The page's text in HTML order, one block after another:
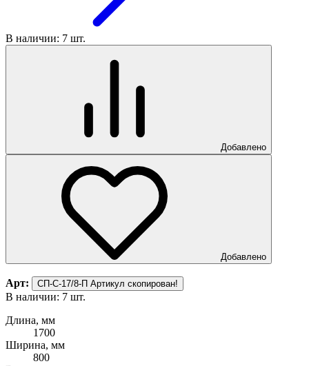
В наличии: 7 шт.
Добавлено
Добавлено
Арт: СП-С-17/8-П Артикул скопирован!
В наличии: 7 шт.
Длина, мм
1700
Ширина, мм
800